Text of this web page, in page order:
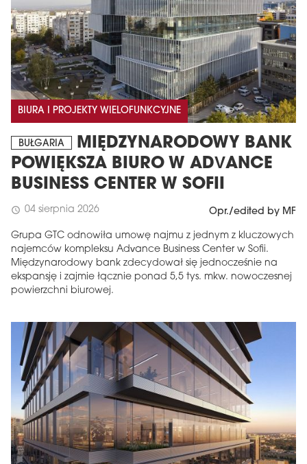
BIURA I PROJEKTY WIELOFUNKCYJNE
BUŁGARIA
MIĘDZYNARODOWY BANK
POWIĘKSZA BIURO W ADVANCE
BUSINESS CENTER W SOFII
schedule 04 sierpnia 2026 Opr./edited by MF
Grupa GTC odnowiła umowę najmu z jednym z kluczowych
najemców kompleksu Advance Business Center w Sofii.
Międzynarodowy bank zdecydował się jednocześnie na
ekspansję i zajmie łącznie ponad 5,5 tys. mkw. nowoczesnej
powierzchni biurowej.